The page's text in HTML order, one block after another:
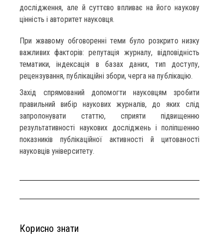
дослідження, але й суттєво впливає на його наукову
цінність і авторитет науковця.
При жвавому обговоренні теми було розкрито низку
важливих факторів: репутація журналу, відповідність
тематики, індексація в базах даних, тип доступу,
рецензування, публікаційні збори, черга на публікацію.
Захід спрямований допомогти науковцям зробити
правильний вибір наукових журналів, до яких слід
запропонувати статтю, сприяти підвищенню
результативності наукових досліджень і поліпшенню
показників публікаційної активності й цитованості
науковців університету.
Корисно знати